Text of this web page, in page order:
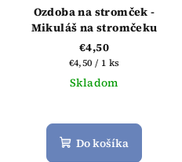
Ozdoba na stromček -
Mikuláš na stromčeku
€4,50
Jednotková
cena:
€4,50 / 1 ks
Skladom
Do košíka